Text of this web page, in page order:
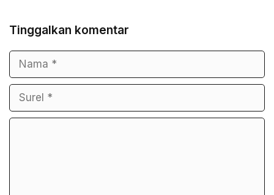
Tinggalkan komentar
Nama
Surel